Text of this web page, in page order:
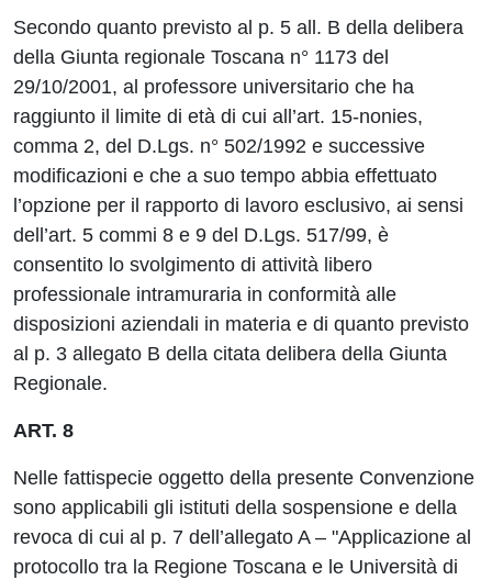
Secondo quanto previsto al p. 5 all. B della delibera
della Giunta regionale Toscana n° 1173 del
29/10/2001, al professore universitario che ha
raggiunto il limite di età di cui all’art. 15-nonies,
comma 2, del D.Lgs. n° 502/1992 e successive
modificazioni e che a suo tempo abbia effettuato
l’opzione per il rapporto di lavoro esclusivo, ai sensi
dell’art. 5 commi 8 e 9 del D.Lgs. 517/99, è
consentito lo svolgimento di attività libero
professionale intramuraria in conformità alle
disposizioni aziendali in materia e di quanto previsto
al p. 3 allegato B della citata delibera della Giunta
Regionale.
ART. 8
Nelle fattispecie oggetto della presente Convenzione
sono applicabili gli istituti della sospensione e della
revoca di cui al p. 7 dell’allegato A – "Applicazione al
protocollo tra la Regione Toscana e le Università di